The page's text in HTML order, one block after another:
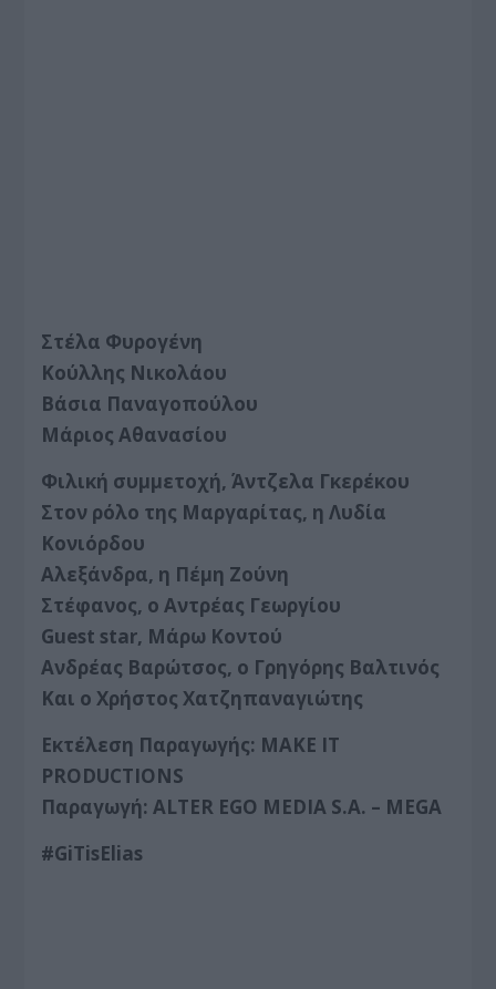
Στέλα Φυρογένη
Κούλλης Νικολάου
Βάσια Παναγοπούλου
Μάριος Αθανασίου
Φιλική συμμετοχή, Άντζελα Γκερέκου
Στον ρόλο της Μαργαρίτας, η Λυδία
Κονιόρδου
Αλεξάνδρα, η Πέμη Ζούνη
Στέφανος, ο Αντρέας Γεωργίου
Guest star, Μάρω Κοντού
Ανδρέας Βαρώτσος, ο Γρηγόρης Βαλτινός
Και ο Χρήστος Χατζηπαναγιώτης
Εκτέλεση Παραγωγής: MAKE IT
PRODUCTIONS
Παραγωγή: ALTER EGO MEDIA S.A. – MEGA
#GiTisElias